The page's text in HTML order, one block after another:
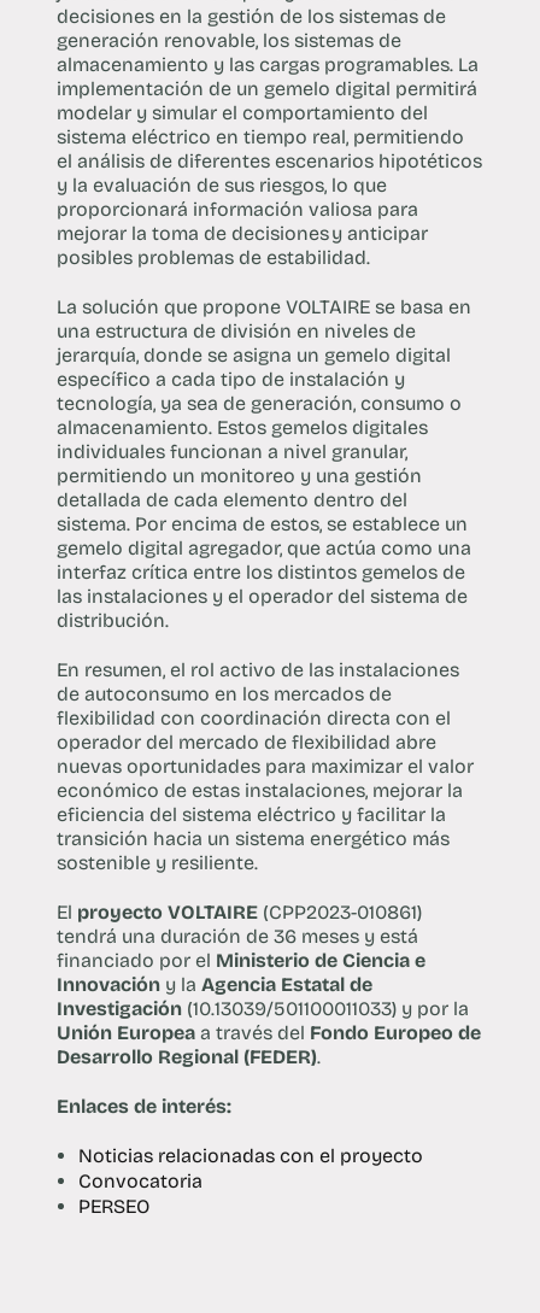
decisiones en la gestión de los sistemas de
generación renovable, los sistemas de
almacenamiento y las cargas programables. La
implementación de un gemelo digital permitirá
modelar y simular el comportamiento del
sistema eléctrico en tiempo real, permitiendo
el análisis de diferentes escenarios hipotéticos
y la evaluación de sus riesgos, lo que
proporcionará información valiosa para
mejorar la toma de decisiones y anticipar
posibles problemas de estabilidad.
La solución que propone VOLTAIRE se basa en
una estructura de división en niveles de
jerarquía, donde se asigna un gemelo digital
específico a cada tipo de instalación y
tecnología, ya sea de generación, consumo o
almacenamiento. Estos gemelos digitales
individuales funcionan a nivel granular,
permitiendo un monitoreo y una gestión
detallada de cada elemento dentro del
sistema. Por encima de estos, se establece un
gemelo digital agregador, que actúa como una
interfaz crítica entre los distintos gemelos de
las instalaciones y el operador del sistema de
distribución.
En resumen, el rol activo de las instalaciones
de autoconsumo en los mercados de
flexibilidad con coordinación directa con el
operador del mercado de flexibilidad abre
nuevas oportunidades para maximizar el valor
económico de estas instalaciones, mejorar la
eficiencia del sistema eléctrico y facilitar la
transición hacia un sistema energético más
sostenible y resiliente.
El proyecto VOLTAIRE(CPP2023-010861)
tendrá una duración de 36 meses y está
financiado por el Ministerio de Ciencia e
Innovacióny la Agencia Estatal de
Investigación(10.13039/501100011033) y por la
Unión Europea a través del Fondo Europeo de
Desarrollo Regional (FEDER).
Enlaces de interés:
Noticias relacionadas con el proyecto
Convocatoria
PERSEO